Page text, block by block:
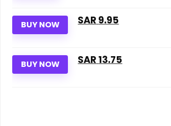
BUY NOW 9.95 SAR
BUY NOW 13.75 SAR